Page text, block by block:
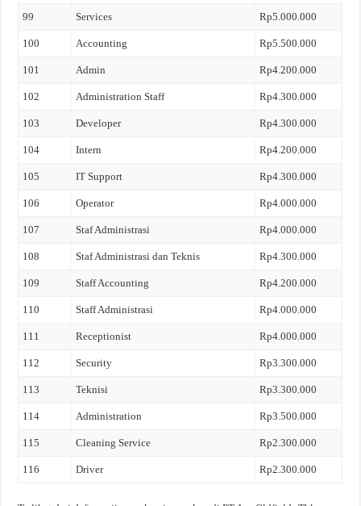
99 Services Rp5.000.000
100 Accounting Rp5.500.000
101 Admin Rp4.200.000
102 Administration Staff Rp4.300.000
103 Developer Rp4.300.000
104 Intern Rp4.200.000
105 IT Support Rp4.300.000
106 Operator Rp4.000.000
107 Staf Administrasi Rp4.000.000
108 Staf Administrasi dan Teknis Rp4.300.000
109 Staff Accounting Rp4.200.000
110 Staff Administrasi Rp4.000.000
111 Receptionist Rp4.000.000
112 Security Rp3.300.000
113 Teknisi Rp3.300.000
114 Administration Rp3.500.000
115 Cleaning Service Rp2.300.000
116 Driver Rp2.300.000